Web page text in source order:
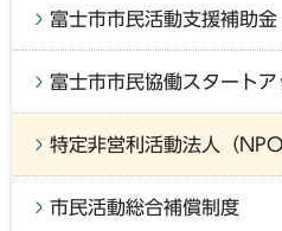
富士市市民活動支援補助金
富士市市民協働スタート
特定非営利活動法人（NPO
市民活動総合補償制度